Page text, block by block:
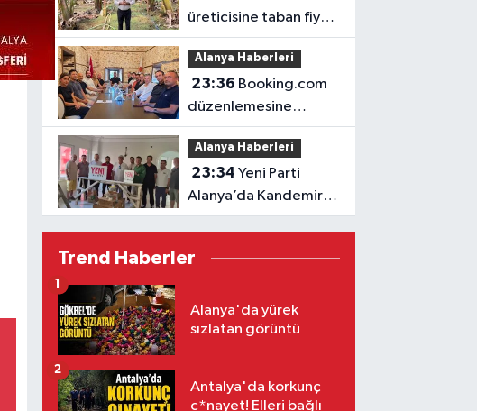
üreticisine taban fiyat
müjdesi
Alanya Haberleri
23:36
düzenlemesine
ALTİD’den destek
Alanya Haberleri
23:34 Yeni Parti
Alanya’da Kandemir’le
yola çıktı
Trend Haberler
Alanya'da yürek
sızlatan görüntü
1
Antalya'da korkunç
c*nayet! Elleri bağlı
2